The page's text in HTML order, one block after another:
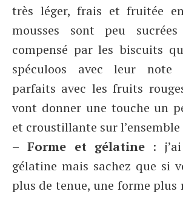
très léger, frais et fruitée
mousses sont peu
compensé par les biscuits
spéculoos avec leur note
parfaits avec les fruits
vont donner une touche un
et croustillante sur l’ensemble
– Forme et gélatine :
gélatine mais sachez que si
plus de tenue, une forme plus